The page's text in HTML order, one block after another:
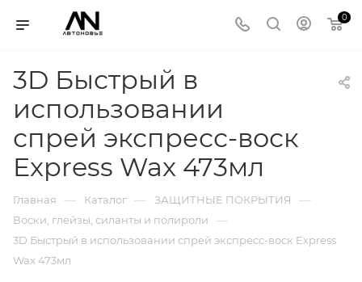
0
3D Быстрый в
использовании
спрей экспресс-воск
Express Wax 473мл
Главная — Каталог — ЗАЩИТНЫЕ ПОКРЫТИЯ —
Воски, глейзы, силанты и полироли —
3D Быстрый в использовании спрей экспресс-воск Express
Wax 473мл